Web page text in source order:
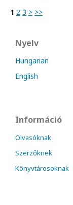
1 2 3 > >>
Nyelv
Hungarian
English
Információ
Olvasóknak
Szerzőknek
Könyvtárosoknak